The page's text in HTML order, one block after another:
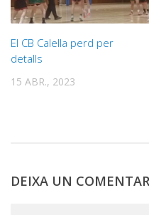
El CB Calella perd per
detalls
15 ABR., 2023
DEIXA UN